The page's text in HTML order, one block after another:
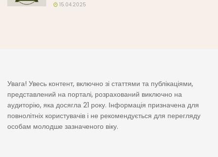
15.04.2025
Увага! Увесь контент, включно зі статтями та публікаціями,
представлений на порталі, розрахований виключно на
аудиторію, яка досягла 21 року. Інформація призначена для
повнолітніх користувачів і не рекомендується для перегляду
особам молодше зазначеного віку.